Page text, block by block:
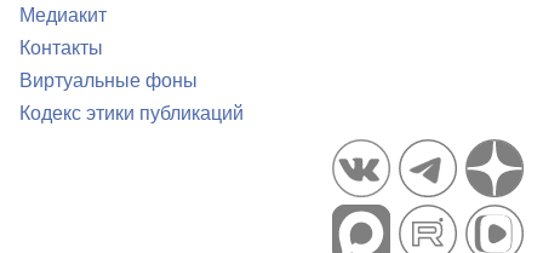
Медиакит
Контакты
Виртуальные фоны
Кодекс этики публикаций